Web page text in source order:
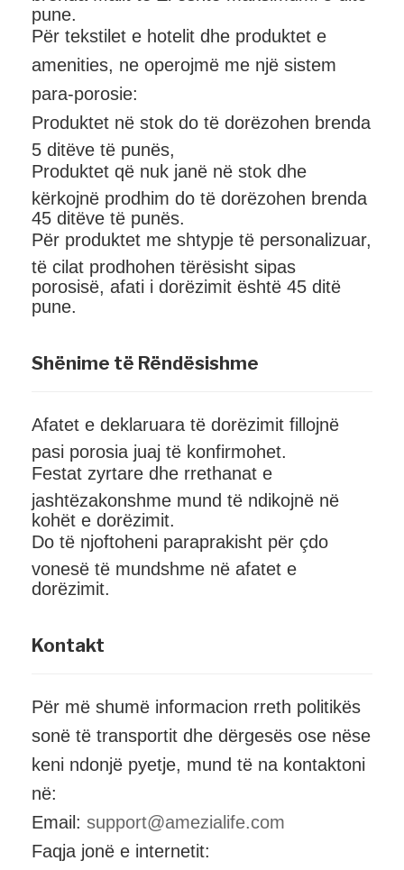
pune.
Për tekstilet e hotelit dhe produktet e
amenities, ne operojmë me një sistem
para-porosie:
Produktet në stok do të dorëzohen brenda
5 ditëve të punës,
Produktet që nuk janë në stok dhe
kërkojnë prodhim do të dorëzohen brenda
45 ditëve të punës.
Për produktet me shtypje të personalizuar,
të cilat prodhohen tërësisht sipas
porosisë, afati i dorëzimit është 45 ditë
pune.
Shënime të Rëndësishme
Afatet e deklaruara të dorëzimit fillojnë
pasi porosia juaj të konfirmohet.
Festat zyrtare dhe rrethanat e
jashtëzakonshme mund të ndikojnë në
kohët e dorëzimit.
Do të njoftoheni paraprakisht për çdo
vonesë të mundshme në afatet e
dorëzimit.
Kontakt
Për më shumë informacion rreth politikës
sonë të transportit dhe dërgesës ose nëse
keni ndonjë pyetje, mund të na kontaktoni
në:
Email: support@amezialife.com
Faqja jonë e internetit: